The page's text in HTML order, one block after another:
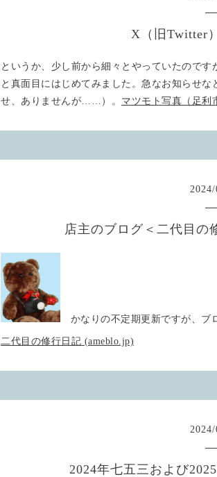
X（旧Twitter
というか、少し前から細々とやっていたのです
と真面目にはじめてみました。急なお知らせ
せ、ありませんが……）。 マツモト写真（足利
2024/
店主のブログ＜二代目の
かなりの不定期更新ですが、ブ
二代目の修行日記 (ameblo.jp)
2024/
2024年七五三および